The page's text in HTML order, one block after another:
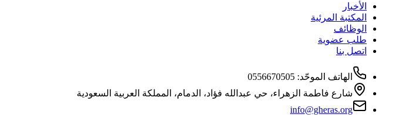
الأخبار
المكتبة المرئية
الوظائف
طلب عضوية
اتصل بنا
الهاتف الموحّد:
0556670505
شارع فاطمة الزهراء، حي عبدالله فؤاد، الدمام، المملكة العربية السعودية
info@gheras.org